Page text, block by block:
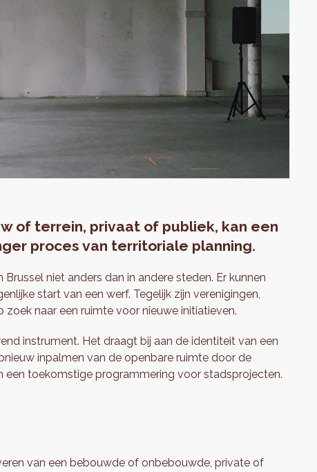
of terrein, privaat of publiek, kan een
proces van territoriale planning.
niet anders dan in andere steden. Er kunnen
start van een werf. Tegelijk zijn verenigingen,
naar een ruimte voor nieuwe initiatieven.
instrument. Het draagt bij aan de identiteit van een
inpalmen van de openbare ruimte door de
een toekomstige programmering voor stadsprojecten.
van een bebouwde of onbebouwde, private of